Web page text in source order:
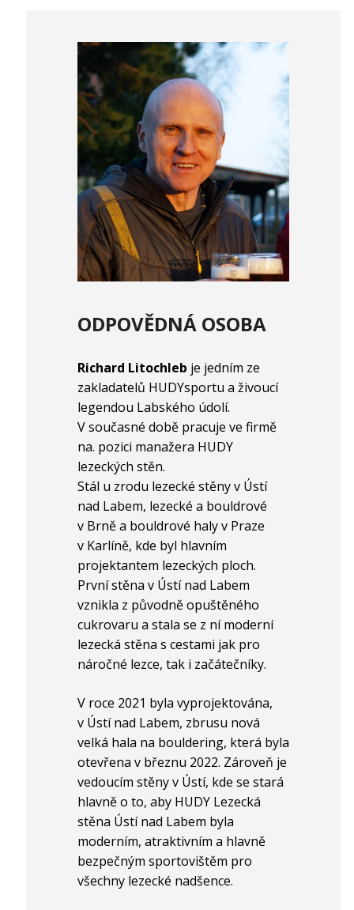
ODPOVĚDNÁ OSOBA
Richard Litochleb je jedním ze
zakladatelů HUDYsportu a živoucí
legendou Labského údolí.
V současné době pracuje ve firmě
na. pozici manažera HUDY
lezeckých stěn.
Stál u zrodu lezecké stěny v Ústí
nad Labem, lezecké a bouldrové
v Brně a bouldrové haly v Praze
v Karlíně, kde byl hlavním
projektantem lezeckých ploch.
První stěna v Ústí nad Labem
vznikla z původně opuštěného
cukrovaru a stala se z ní moderní
lezecká stěna s cestami jak pro
náročné lezce, tak i začátečníky.
V roce 2021 byla vyprojektována,
v Ústí nad Labem, zbrusu nová
velká hala na bouldering, která byla
otevřena v březnu 2022. Zároveň je
vedoucím stěny v Ústí, kde se stará
hlavně o to, aby HUDY Lezecká
stěna Ústí nad Labem byla
moderním, atraktivním a hlavně
bezpečným sportovištěm pro
všechny lezecké nadšence.